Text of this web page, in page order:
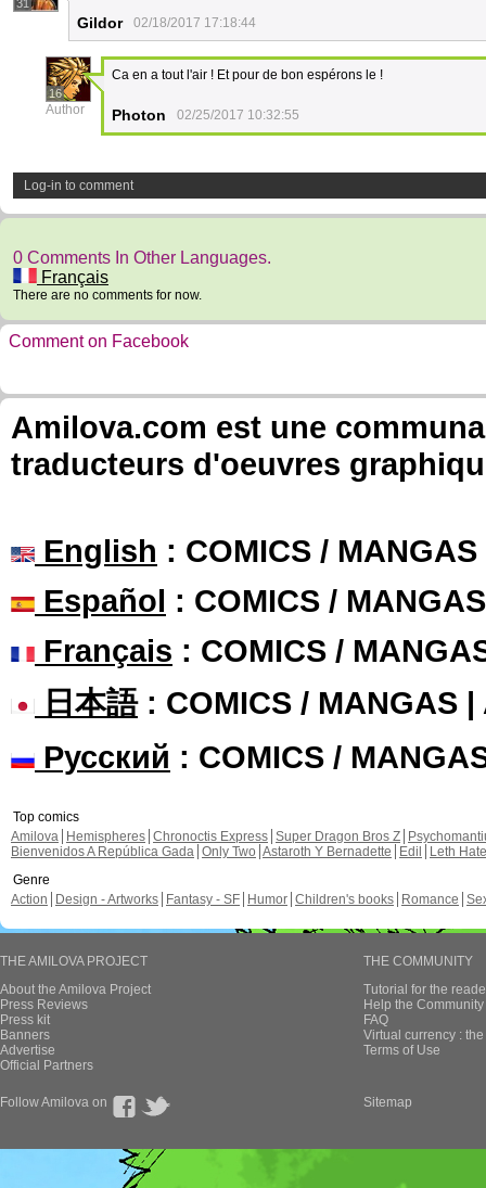
31
Gildor 02/18/2017 17:18:44
16
Author
Ca en a tout l'air ! Et pour de bon espérons le !
Photon 02/25/2017 10:32:55
Log-in to comment
0 Comments In Other Languages.
Français
There are no comments for now.
Comment on Facebook
Amilova.com est une
traducteurs d'oeuvres
English : COMICS /
Español : COMICS /
Français : COMICS /
日本語: COMICS / MANGAS |
Русский : COMICS /
Top comics
Amilova
Hemispheres Chronoctis Express Super Dragon Bros Z
Bienvenidos A República Gada Only Two Astaroth Y Bernadette Edil
Leth Hate
Genre
Action
Design - Artworks Fantasy - SF Humor Children's books Romance
THE AMILOVA PROJECT
About the Amilova Project
Press Reviews
Press kit
Banners
Advertise
Official Partners
THE COMMUNITY
Tutorial for the
Help the
FAQ
Virtual currency :
Terms of Use
Follow Amilova on Sitemap